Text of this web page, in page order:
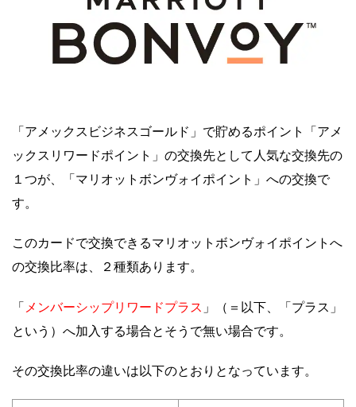
「アメックスビジネスゴールド」で貯めるポイント「アメ
ックスリワードポイント」の交換先として人気な交換先の
１つが、「マリオットボンヴォイポイント」への交換で
す。
このカードで交換できるマリオットボンヴォイポイントへ
の交換比率は、２種類あります。
「メンバーシップリワードプラス 」（＝以下、「プラス」
という）へ加入する場合とそうで無い場合です。
その交換比率の違いは以下のとおりとなっています。